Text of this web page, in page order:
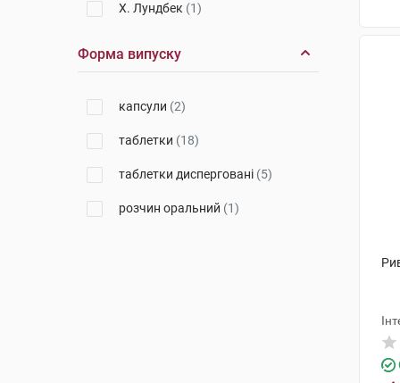
Х. Лундбек (1)
Форма випуску
капсули (2)
таблетки (18)
таблетки дисперговані (5)
розчин оральний (1)